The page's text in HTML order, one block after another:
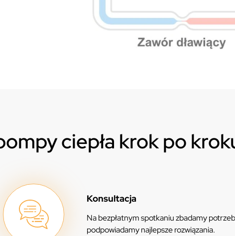
ciepła krok po
Konsultacja
Na bezpłatnym spotkaniu zbadamy
podpowiadamy najlepsze rozwiązania.